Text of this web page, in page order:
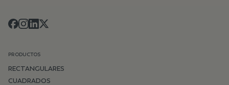
PRODUCTOS
RECTANGULARES
CUADRADOS